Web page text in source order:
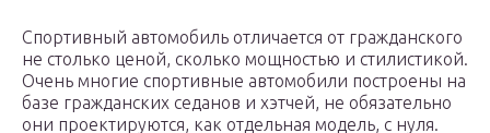
Спортивный автомобиль отличается от гражданского
не столько ценой, сколько мощностью и стилистикой.
Очень многие спортивные автомобили построены на
базе гражданских седанов и хэтчей, не обязательно
они проектируются, как отдельная модель, с нуля.